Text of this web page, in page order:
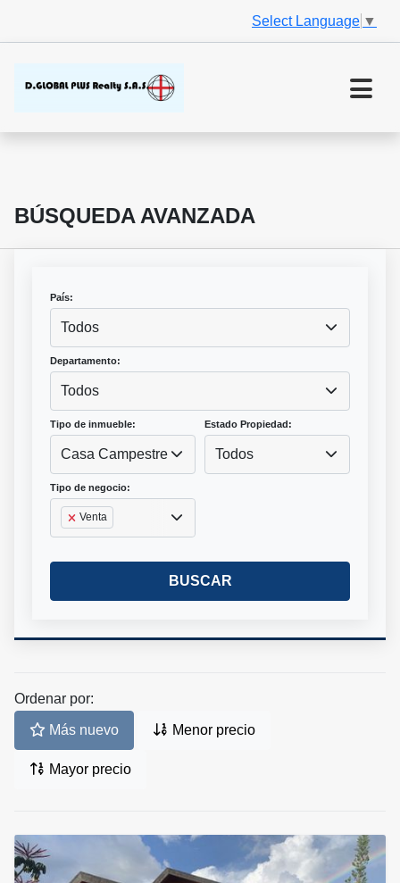
Select Language ▼
BÚSQUEDA AVANZADA
País:
Todos
Departamento:
Todos
Tipo de inmueble:
Casa Campestre
Estado Propiedad:
Todos
Tipo de negocio:
Venta
BUSCAR
Ordenar por:
Más nuevo Menor precio
Mayor precio